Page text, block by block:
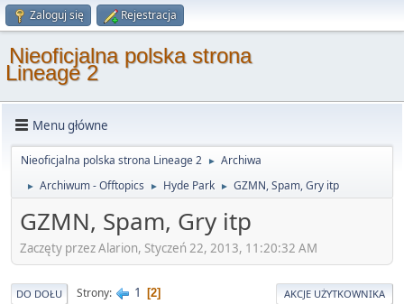
Zaloguj się Rejestracja
Nieoficjalna polska strona
Lineage 2
Menu główne
Nieoficjalna polska strona Lineage 2 ► Archiwa
► Archiwum - Offtopics ► Hyde Park ► GZMN, Spam, Gry itp
GZMN, Spam, Gry itp
Zaczęty przez Alarion, Styczeń 22, 2013, 11:20:32 AM
DO DOŁU Strony 1 2 AKCJE UŻYTKOWNIKA